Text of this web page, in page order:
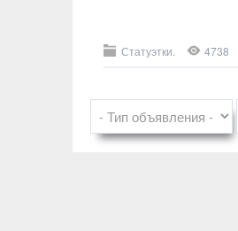
Статуэтки. 4738